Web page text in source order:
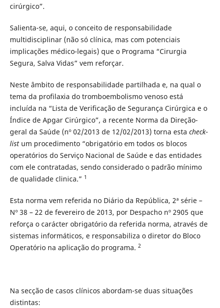
cirúrgico”.
Salienta-se, aqui, o conceito de responsabilidade
multidisciplinar (não só clínica, mas com potenciais
implicações médico-legais) que o Programa “Cirurgia
Segura, Salva Vidas” vem reforçar.
Neste âmbito de responsabilidade partilhada e, na qual o
tema da profilaxia do tromboembolismo venoso está
incluída na “Lista de Verificação de Segurança Cirúrgica e o
Índice de Apgar Cirúrgico”, a recente Norma da Direção-
geral da Saúde (nº 02/2013 de 12/02/2013) torna esta check-
listum procedimento “obrigatório em todos os blocos
operatórios do Serviço Nacional de Saúde e das entidades
com ele contratadas, sendo considerado o padrão mínimo
de qualidade clinica.” 1
Esta norma vem referida no Diário da República, 2ª série –
Nº 38 – 22 de fevereiro de 2013, por Despacho nº 2905 que
reforça o carácter obrigatório da referida norma, através de
sistemas informáticos, e responsabiliza o diretor do Bloco
Operatório na aplicação do programa. 2
Na secção de casos clínicos abordam-se duas situações
distintas: